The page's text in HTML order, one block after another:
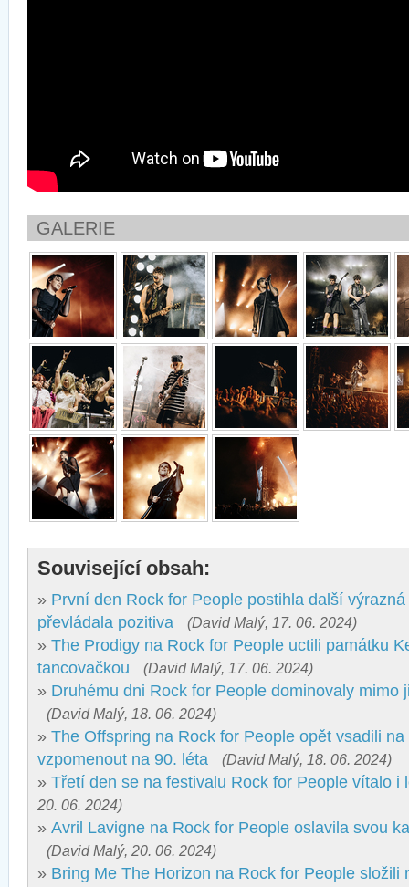
GALERIE
Související obsah:
» První den Rock for People postihla další
převládala pozitiva
(David Malý, 17. 06. 2024)
» The Prodigy na Rock for People uctili památku
tancovačkou
(David Malý, 17. 06. 2024)
» Druhému dni Rock for People dominovaly mimo
(David Malý, 18. 06. 2024)
» The Offspring na Rock for People opět vsadili
vzpomenout na 90. léta
(David Malý, 18. 06. 2024)
» Třetí den se na festivalu Rock for People vítalo i
20. 06. 2024)
» Avril Lavigne na Rock for People oslavila svou
(David Malý, 20. 06. 2024)
» Bring Me The Horizon na Rock for People složili